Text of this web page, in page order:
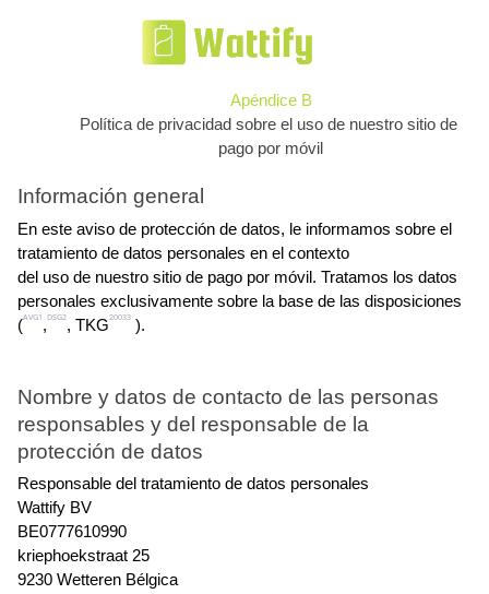
Apéndice B
Política de privacidad sobre el uso de nuestro sitio de
pago por móvil
Información general
En este aviso de protección de datos, le informamos sobre el
tratamiento de datos personales en el contexto
del uso de nuestro sitio de pago por móvil. Tratamos los datos
personales exclusivamente sobre la base de las disposiciones
(AVG1 ,DSG2, TKG20033 ).
Nombre y datos de contacto de las personas
responsables y del responsable de la
protección de datos
Responsable del tratamiento de datos personales
Wattify BV
BE0777610990
kriephoekstraat 25
9230 Wetteren Bélgica